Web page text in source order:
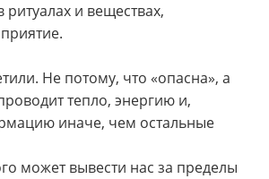
ритуалах и веществах,
Не потому, что «опасна», а
тепло, энергию и,
иначе, чем остальные
может вывести нас за пределы